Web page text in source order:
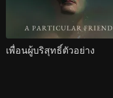
เพื่อนผู้บริสุทธิ์ตัวอย่าง